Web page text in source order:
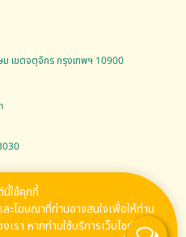
เขตจตุจักร กรุงเทพฯ 10900
Us
นี้ใช้คุกกี้
ะโฆษณาที่ท่านอาจสนใจเพื่อให้ท่าน
รา หากท่านใช้บริการเว็บไซต์ของ